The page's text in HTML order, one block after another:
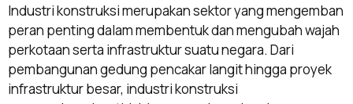
Industri konstruksi merupakan sektor yang mengemban
peran penting dalam membentuk dan mengubah wajah
perkotaan serta infrastruktur suatu negara. Dari
pembangunan gedung pencakar langit hingga proyek
infrastruktur besar, industri konstruksi